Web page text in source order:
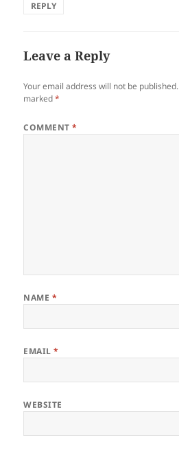
REPLY
Leave a Reply
Your email address will not be published.
marked*
COMMENT*
NAME *
EMAIL*
WEBSITE